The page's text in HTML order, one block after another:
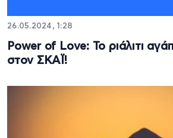
26.05.2024, 1:28
Power of Love: Το ριάλιτι
στον ΣΚΑΪ!